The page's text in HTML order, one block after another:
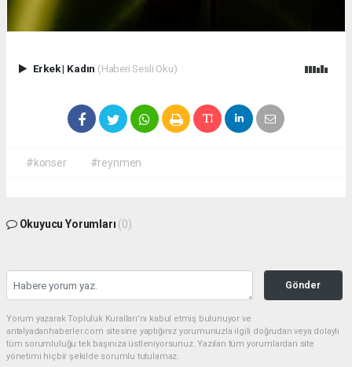
Erkek| Kadın (Haberi Sesli Oku)
#konser #reynmen
Okuyucu Yorumları (0)
Gönder
Yorum yazarak Topluluk Kuralları’nı kabul etmiş bulunuyor ve
antalyadanhaberler.com sitesine yaptığınız yorumunuzla ilgili doğrudan veya dolaylı
tüm sorumluluğu tek başınıza üstleniyorsunuz. Yazılan tüm yorumlardan site
yönetimi hiçbir şekilde sorumlu tutulamaz.